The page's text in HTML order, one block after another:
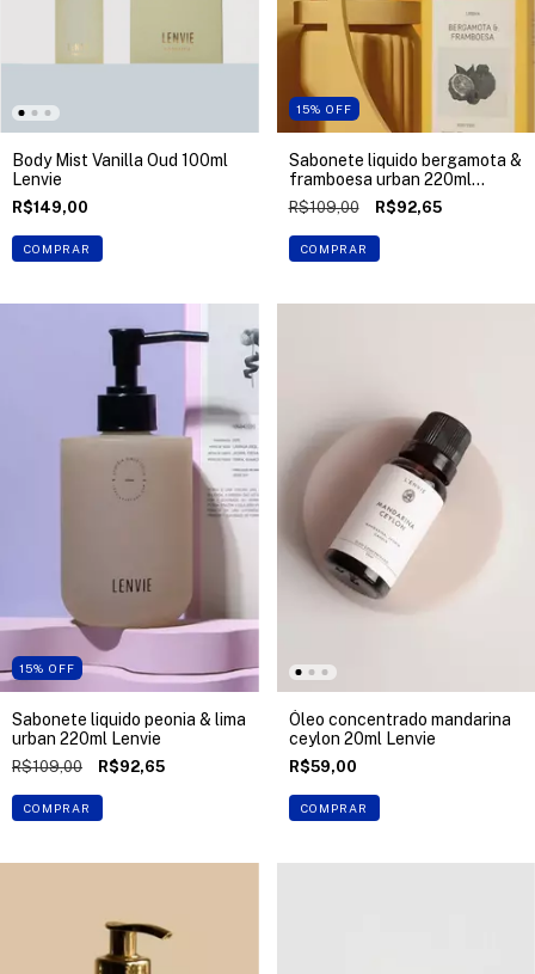
Body Mist Vanilla Oud 100ml
Lenvie
R$149,00
COMPRAR
15% OFF
Sabonete liquido bergamota &
framboesa urban 220ml
Lenvie
R$109,00 R$92,65
COMPRAR
15% OFF
Sabonete liquido peonia & lima
urban 220ml Lenvie
R$109,00 R$92,65
COMPRAR
Óleo concentrado mandarina
ceylon 20ml Lenvie
R$59,00
COMPRAR